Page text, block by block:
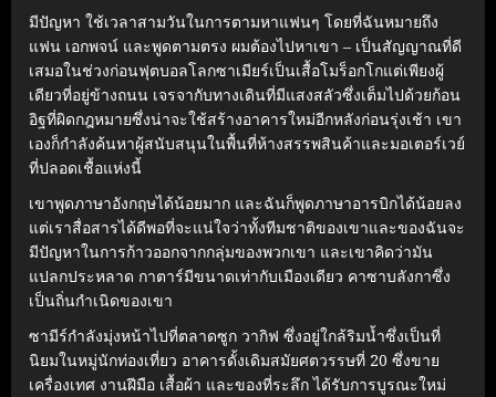
มีปัญหา ใช้เวลาสามวันในการตามหาแฟนๆ โดยที่ฉันหมายถึง
แฟน เอกพจน์ และพูดตามตรง ผมต้องไปหาเขา – เป็นสัญญาณที่ดี
เสมอในช่วงก่อนฟุตบอลโลกซาเมียร์เป็นเสื้อโมร็อกโกแต่เพียงผู้
เดียวที่อยู่ข้างถนน เจรจากับทางเดินที่มีแสงสลัวซึ่งเต็มไปด้วยก้อน
อิฐที่ผิดกฎหมายซึ่งน่าจะใช้สร้างอาคารใหม่อีกหลังก่อนรุ่งเช้า เขา
เองก็กำลังค้นหาผู้สนับสนุนในพื้นที่ห้างสรรพสินค้าและมอเตอร์เวย์
ที่ปลอดเชื้อแห่งนี้
เขาพูดภาษาอังกฤษได้น้อยมาก และฉันก็พูดภาษาอารบิกได้น้อยลง
แต่เราสื่อสารได้ดีพอที่จะแน่ใจว่าทั้งทีมชาติของเขาและของฉันจะ
มีปัญหาในการก้าวออกจากกลุ่มของพวกเขา และเขาคิดว่ามัน
แปลกประหลาด กาตาร์มีขนาดเท่ากับเมืองเดียว คาซาบลังกาซึ่ง
เป็นถิ่นกำเนิดของเขา
ซามีร์กำลังมุ่งหน้าไปที่ตลาดซูก วากิฟ ซึ่งอยู่ใกล้ริมน้ำซึ่งเป็นที่
นิยมในหมู่นักท่องเที่ยว อาคารดั้งเดิมสมัยศตวรรษที่ 20 ซึ่งขาย
เครื่องเทศ งานฝีมือ เสื้อผ้า และของที่ระลึก ได้รับการบูรณะใหม่